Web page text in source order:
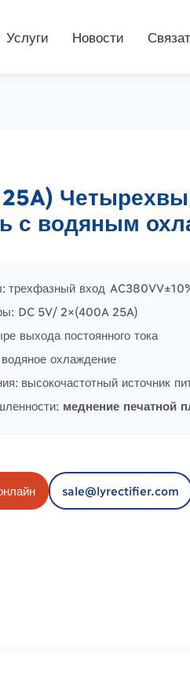
Услуги Новости
с водяным
трехфазный вход
DC 5V/ 2×(400A 25A)
выхода постоянного тока
охлаждение
высокочастотный источник
меднение печатной
sale@lyrectifier.com